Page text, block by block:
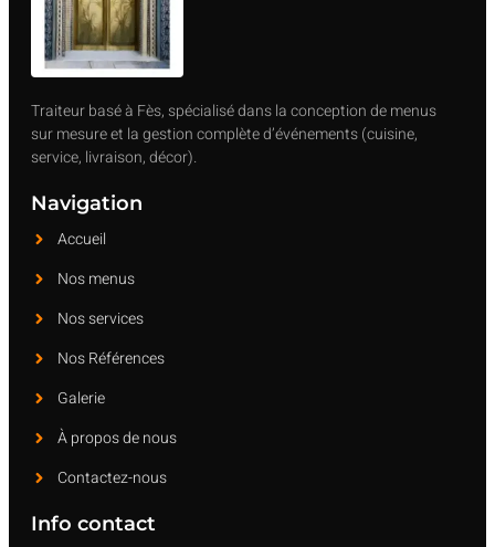
Traiteur basé à Fès, spécialisé dans la conception de menus
sur mesure et la gestion complète d’événements (cuisine,
service, livraison, décor).
Navigation
Accueil
Nos menus
Nos services
Nos Références
Galerie
À propos de nous
Contactez-nous
Info contact